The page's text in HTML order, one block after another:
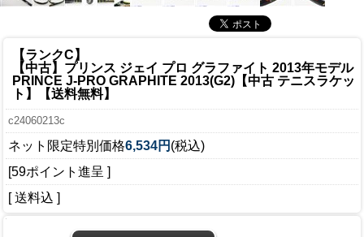
【ランクC】
【中古】プリンス ジェイ プロ グラファイト 2013年モデル
PRINCE J-PRO GRAPHITE 2013(G2)【中古 テニスラケッ
ト】【送料無料】
c24060213c
ネット限定特別価格6,534円 (税込)
[59ポイント進呈 ]
[ 送料込 ]